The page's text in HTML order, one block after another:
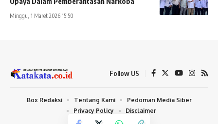
Minggu, 1 Maret 2026 15:50
Follow US
Box Redaksi Tentang Kami
Pedoman Media Siber
Privacy Policy
Disclaimer